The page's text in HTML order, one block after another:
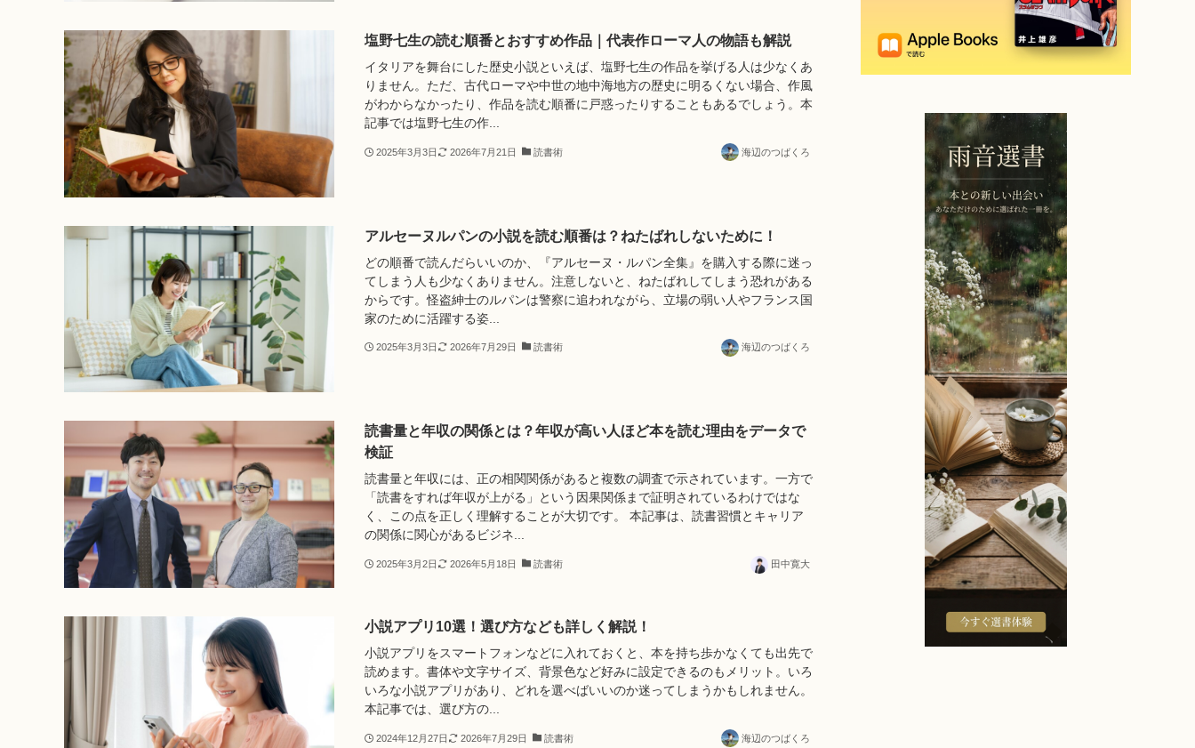
塩野七生の読む順番とおすすめ作品｜代表作ローマ人の物語も解説
イタリアを舞台にした歴史小説といえば、塩野七生の作品を挙げる人は少なくあ
りません。ただ、古代ローマや中世の地中海地方の歴史に明るくない場合、作風
がわからなかったり、作品を読む順番に戸惑ったりすることもあるでしょう。本
記事では塩野七生の作...
2025年3月3日 2026年7月21日 読書術 海辺のつばくろ
アルセーヌルパンの小説を読む順番は？ねたばれしないために！
どの順番で読んだらいいのか、『アルセーヌ・ルパン全集』を購入する際に迷っ
てしまう人も少なくありません。注意しないと、ねたばれしてしまう恐れがある
からです。怪盗紳士のルパンは警察に追われながら、立場の弱い人やフランス国
家のために活躍する姿...
2025年3月3日 2026年7月29日 読書術 海辺のつばくろ
読書量と年収の関係とは？年収が高い人ほど本を読む理由をデータで
検証
読書量と年収には、正の相関関係があると複数の調査で示されています。一方で
「読書をすれば年収が上がる」という因果関係まで証明されているわけではな
く、この点を正しく理解することが大切です。 本記事は、読書習慣とキャリア
の関係に関心があるビジネ...
2025年3月2日 2026年5月18日 読書術 田中寛大
小説アプリ10選！選び方なども詳しく解説！
小説アプリをスマートフォンなどに入れておくと、本を持ち歩かなくても出先で
読めます。書体や文字サイズ、背景色など好みに設定できるのもメリット。いろ
いろな小説アプリがあり、どれを選べばいいのか迷ってしまうかもしれません。
本記事では、選び方の...
2024年12月27日 2026年7月29日 読書術 海辺のつばくろ